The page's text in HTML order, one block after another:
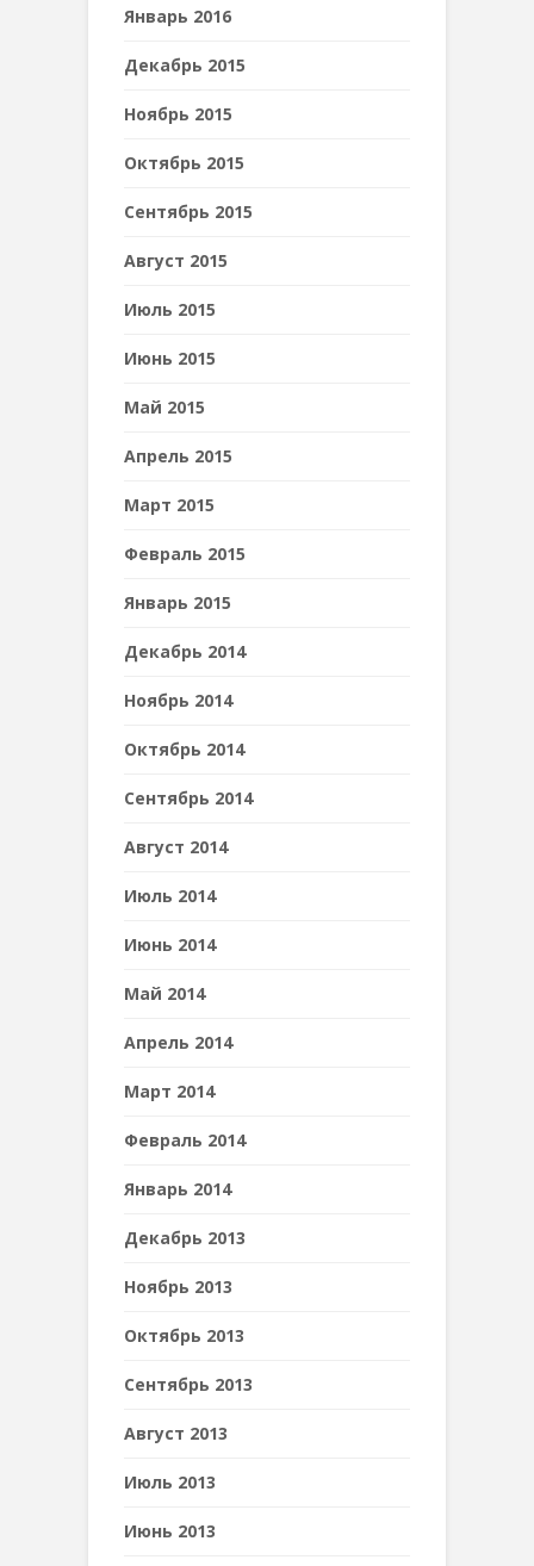
Январь 2016
Декабрь 2015
Ноябрь 2015
Октябрь 2015
Сентябрь 2015
Август 2015
Июль 2015
Июнь 2015
Май 2015
Апрель 2015
Март 2015
Февраль 2015
Январь 2015
Декабрь 2014
Ноябрь 2014
Октябрь 2014
Сентябрь 2014
Август 2014
Июль 2014
Июнь 2014
Май 2014
Апрель 2014
Март 2014
Февраль 2014
Январь 2014
Декабрь 2013
Ноябрь 2013
Октябрь 2013
Сентябрь 2013
Август 2013
Июль 2013
Июнь 2013